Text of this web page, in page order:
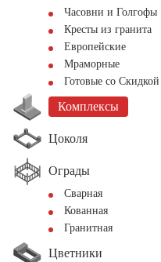
Часовни и Голгофы
Кресты из гранита
Европейские
Мраморные
Готовые со Скидкой
Комплексы
Цоколя
Ограды
Сварная
Кованная
Гранитная
Цветники